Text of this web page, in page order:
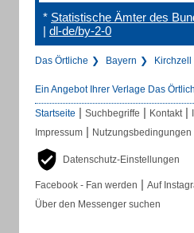
* Statistische Ämter des
| dl-de/by-2-0
Das Örtliche Bayern Kirchzell
Ein Angebot Ihrer Verlage Das
Startseite | Suchbegriffe | Kontakt |
Impressum | Nutzungsbedingungen
Datenschutz-Einstellungen
Facebook - Fan werden | Auf
Über den Messenger suchen